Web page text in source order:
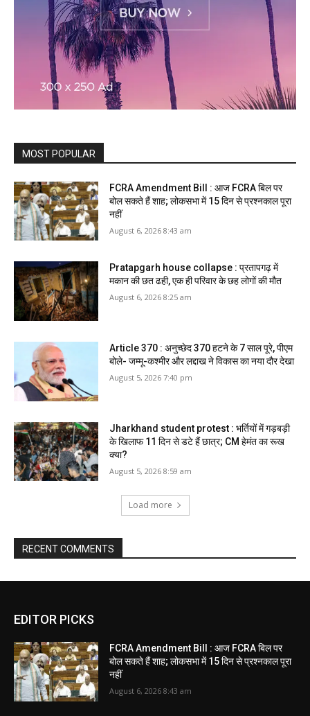
MOST POPULAR
FCRA Amendment Bill : आज FCRA बिल पर
बोल सकते हैं शाह; लोकसभा में 15 दिन से प्रश्नकाल पूरा
नहीं
August 6, 2026 8:43 am
Pratapgarh house collapse : प्रतापगढ़ में
मकान की छत ढही, एक ही परिवार के छह लोगों की मौत
August 6, 2026 8:25 am
Article 370 : अनुच्छेद 370 हटने के 7 साल पूरे, पीएम
बोले- जम्मू-कश्मीर और लद्दाख ने विकास का नया दौर देखा
August 5, 2026 7:40 pm
Jharkhand student protest : भर्तियों में गड़बड़ी
के खिलाफ 11 दिन से डटे हैं छात्र; CM हेमंत का रूख
क्या?
August 5, 2026 8:59 am
Load more
RECENT COMMENTS
EDITOR PICKS
FCRA Amendment Bill : आज FCRA बिल पर
बोल सकते हैं शाह; लोकसभा में 15 दिन से प्रश्नकाल पूरा
नहीं
August 6, 2026 8:43 am